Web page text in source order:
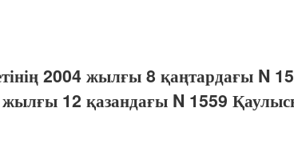
2004 жылғы 8 қаңтардағы N
жылғы 12 қазандағы N 1559